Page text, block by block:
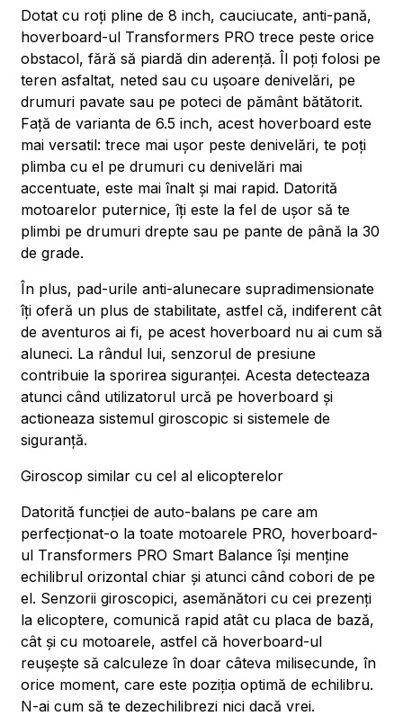
Dotat cu roți pline de 8 inch, cauciucate, anti-pană,
hoverboard-ul Transformers PRO trece peste orice
obstacol, fără să piardă din aderență. Îl poți folosi pe
teren asfaltat, neted sau cu ușoare denivelări, pe
drumuri pavate sau pe poteci de pământ bătătorit.
Față de varianta de 6.5 inch, acest hoverboard este
mai versatil: trece mai ușor peste denivelări, te poți
plimba cu el pe drumuri cu denivelări mai
accentuate, este mai înalt și mai rapid. Datorită
motoarelor puternice, îți este la fel de ușor să te
plimbi pe drumuri drepte sau pe pante de până la 30
de grade.
În plus, pad-urile anti-alunecare supradimensionate
îți oferă un plus de stabilitate, astfel că, indiferent cât
de aventuros ai fi, pe acest hoverboard nu ai cum să
aluneci. La rândul lui, senzorul de presiune
contribuie la sporirea siguranței. Acesta detecteaza
atunci când utilizatorul urcă pe hoverboard și
actioneaza sistemul giroscopic si sistemele de
siguranță.
Giroscop similar cu cel al elicopterelor
Datorită funcției de auto-balans pe care am
perfecționat-o la toate motoarele PRO, hoverboard-
ul Transformers PRO Smart Balance își menține
echilibrul orizontal chiar și atunci când cobori de pe
el. Senzorii giroscopici, asemănători cu cei prezenți
la elicoptere, comunică rapid atât cu placa de bază,
cât și cu motoarele, astfel că hoverboard-ul
reușește să calculeze în doar câteva milisecunde, în
orice moment, care este poziția optimă de echilibru.
N-ai cum să te dezechilibrezi nici dacă vrei.